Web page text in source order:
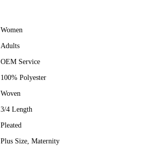
Women
Adults
OEM Service
100% Polyester
Woven
3/4 Length
Pleated
Plus Size, Maternity